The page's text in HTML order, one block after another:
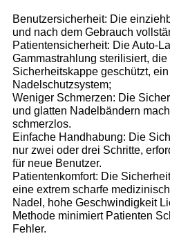
Benutzersicherheit: Die
und nach dem Gebrauch
Patientensicherheit: Die Auto-
Gammastrahlung sterilisiert,
Sicherheitskappe geschützt,
Nadelschutzsystem;
Weniger Schmerzen: Die
und glatten Nadelbändern
schmerzlos.
Einfache Handhabung: Die
nur zwei oder drei Schritte,
für neue Benutzer.
Patientenkomfort: Die
eine extrem scharfe
Nadel, hohe Geschwindigkeit
Methode minimiert Patienten
Fehler.